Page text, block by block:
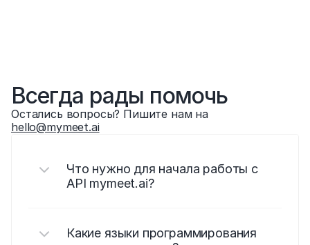
Всегда рады помочь
hello@mymeet.ai
Что нужно для начала работы с
API mymeet.ai?
Какие языки программирования